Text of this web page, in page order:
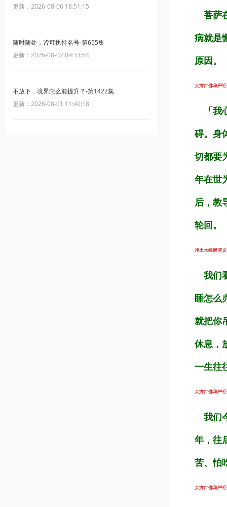
更新：2026-08-06 18:51:15
随时随处，皆可执持名号-第655集
更新：2026-08-02 09:33:54
不放下，境界怎么能提升？-第1422集
更新：2026-08-01 11:40:18
菩萨
病就是
原因。
大方广佛华严
「我
碍。身
切都要
年在世
后，教
轮回。
净土大经解演
我们
睡怎么
就把你
休息，
一生往
大方广佛华严
我们
年，往
苦、怕
大方广佛华严